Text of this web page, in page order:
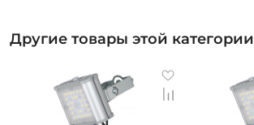
Другие товары этой категории